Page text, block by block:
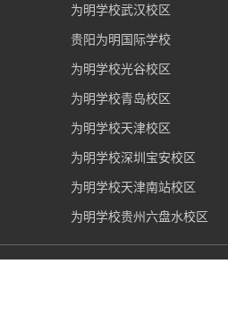
为明学校武汉校区
贵阳为明国际学校
为明学校光谷校区
为明学校青岛校区
为明学校天津校区
为明学校深圳宝安校区
为明学校天津南站校区
为明学校贵州六盘水校区